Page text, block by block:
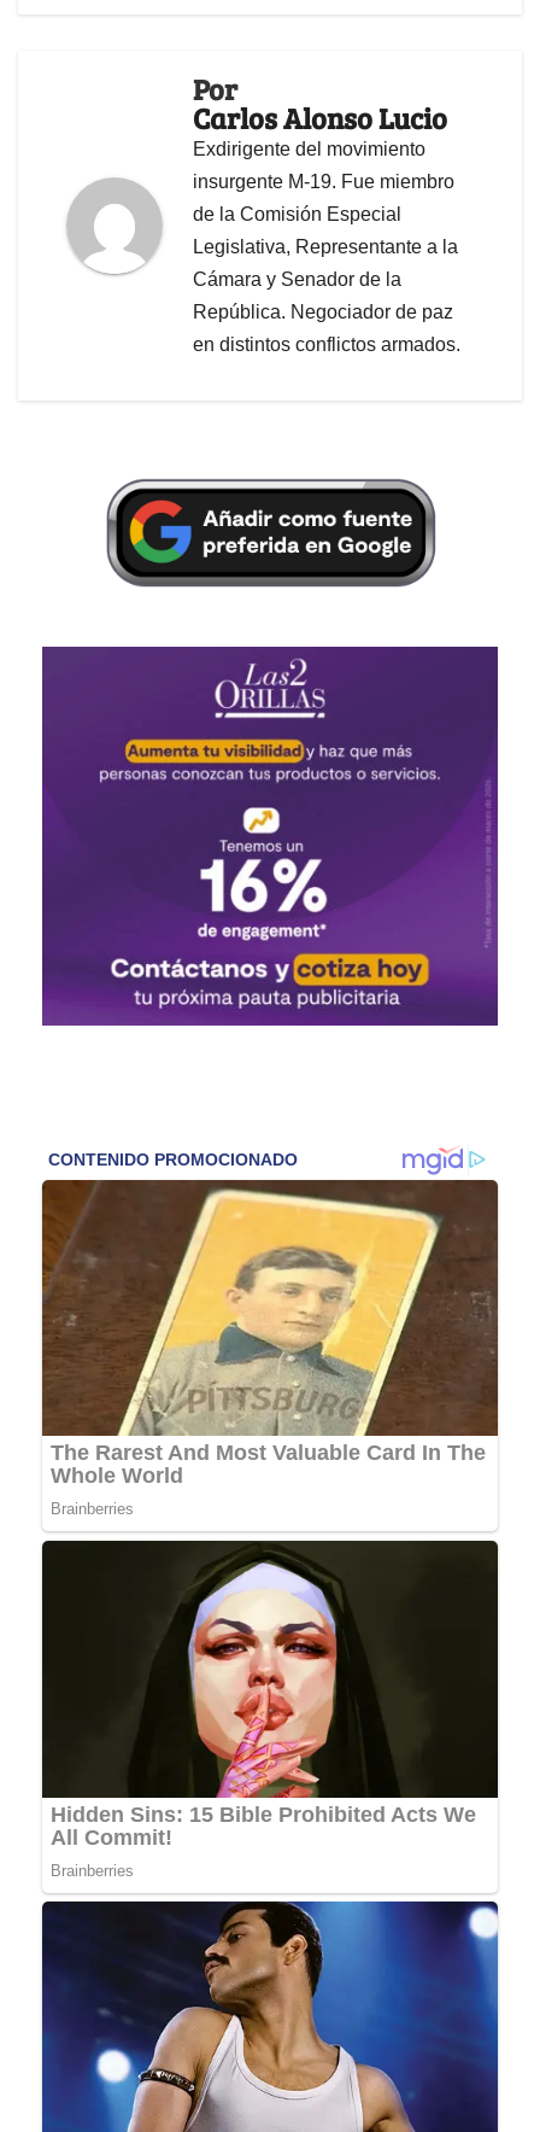
Por
Carlos Alonso Lucio
Exdirigente del movimiento
insurgente M-19. Fue miembro
de la Comisión Especial
Legislativa, Representante a la
Cámara y Senador de la
República. Negociador de paz
en distintos conflictos armados.